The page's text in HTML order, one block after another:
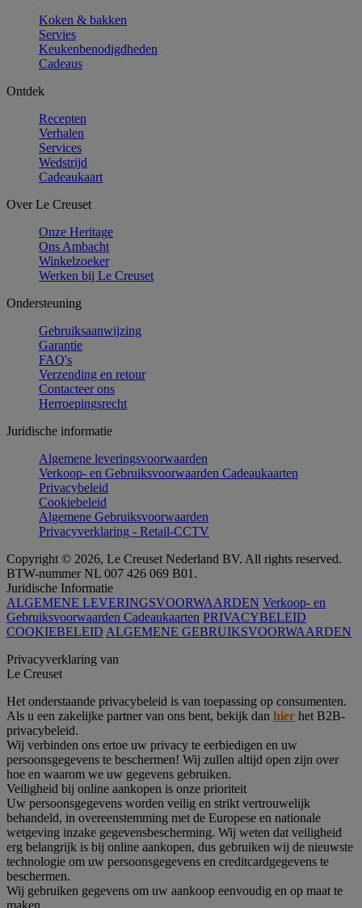
Koken & bakken
Servies
Keukenbenodigdheden
Cadeaus
Ontdek
Recepten
Verhalen
Services
Wedstrijd
Cadeaukaart
Over Le Creuset
Onze Heritage
Ons Ambacht
Winkelzoeker
Werken bij Le Creuset
Ondersteuning
Gebruiksaanwijzing
Garantie
FAQ's
Verzending en retour
Contacteer ons
Herroepingsrecht
Juridische informatie
Algemene leveringsvoorwaarden
Verkoop- en Gebruiksvoorwaarden Cadeaukaarten
Privacybeleid
Cookiebeleid
Algemene Gebruiksvoorwaarden
Privacyverklaring - Retail-CCTV
Copyright © 2026, Le Creuset Nederland BV. All rights reserved.
BTW-nummer NL 007 426 069 B01.
Juridische Informatie
ALGEMENE LEVERINGSVOORWAARDEN Verkoop- en
Gebruiksvoorwaarden Cadeaukaarten PRIVACYBELEID
COOKIEBELEID ALGEMENE GEBRUIKSVOORWAARDEN
Privacyverklaring van
Le Creuset
Het onderstaande privacybeleid is van toepassing op consumenten.
Als u een zakelijke partner van ons bent, bekijk dan hier het B2B-
privacybeleid.
Wij verbinden ons ertoe uw privacy te eerbiedigen en uw
persoonsgegevens te beschermen! Wij zullen altijd open zijn over
hoe en waarom we uw gegevens gebruiken.
Veiligheid bij online aankopen is onze prioriteit
Uw persoonsgegevens worden veilig en strikt vertrouwelijk
behandeld, in overeenstemming met de Europese en nationale
wetgeving inzake gegevensbescherming. Wij weten dat veiligheid
erg belangrijk is bij online aankopen, dus gebruiken wij de nieuwste
technologie om uw persoonsgegevens en creditcardgegevens te
beschermen.
Wij gebruiken gegevens om uw aankoop eenvoudig en op maat te
maken